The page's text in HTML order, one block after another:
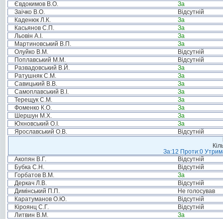
Євдокимов В.О.
За
Заічко В.О.
Відсутній
Каденюк Л.К.
За
Касьянов С.П.
За
Льовін А.І.
За
Мартиновський В.П.
За
Олуйко В.М.
Відсутній
Поплавський М.М.
Відсутній
Развадовський В.Й.
За
Ратушняк С.М.
За
Савицький В.В.
За
Самоплавський В.І.
За
Терещук С.М.
За
Фоменко К.О.
За
Шершун М.Х.
За
Юхновський О.І.
За
Ярославський О.В.
Відсутній
За:12 Проти:0
Акопян В.Г.
Відсутній
Бубка С.Н.
Відсутній
Горбатов В.М.
За
Деркач Л.В.
Відсутній
Димінський П.П.
Не голосував
Каратуманов О.Ю.
Відсутній
Кіроянц С.Г.
Відсутній
Литвин В.М.
За